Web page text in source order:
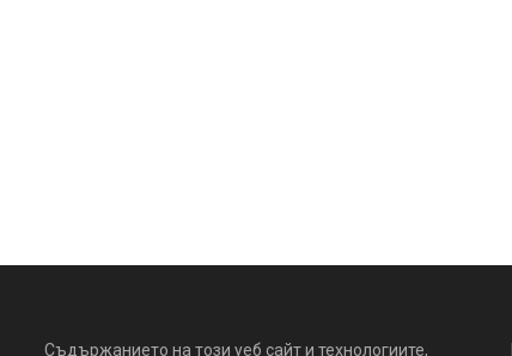
Съдържанието на този уеб сайт и технологиите,